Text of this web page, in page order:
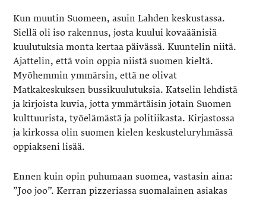
Kun muutin Suomeen, asuin Lahden keskustassa.
Siellä oli iso rakennus, josta kuului kovaäänisiä
kuulutuksia monta kertaa päivässä. Kuuntelin niitä.
Ajattelin, että voin oppia niistä suomen kieltä.
Myöhemmin ymmärsin, että ne olivat
Matkakeskuksen bussikuulutuksia. Katselin lehdistä
ja kirjoista kuvia, jotta ymmärtäisin jotain Suomen
kulttuurista, työelämästä ja politiikasta. Kirjastossa
ja kirkossa olin suomen kielen keskusteluryhmässä
oppiakseni lisää.
Ennen kuin opin puhumaan suomea, vastasin aina:
”Joo joo”. Kerran pizzeriassa suomalainen asiakas